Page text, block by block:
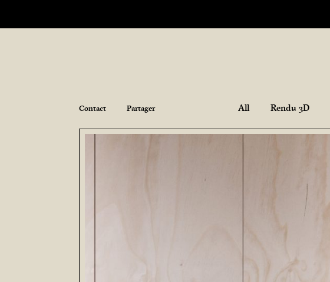
Contact Partager All Rendu 3D